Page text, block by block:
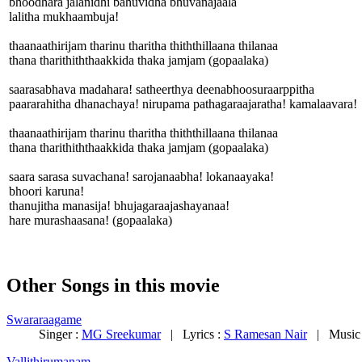
lalitha mukhaambuja!
thaanaathirijam tharinu tharitha thiththillaana thilanaa
thana tharithiththaakkida thaka jamjam (gopaalaka)
saarasabhava madahara! satheerthya deenabhoosuraarppitha
paararahitha dhanachaya! nirupama pathagaraajaratha! kamalaavara!
thaanaathirijam tharinu tharitha thiththillaana thilanaa
thana tharithiththaakkida thaka jamjam (gopaalaka)
saara sarasa suvachana! sarojanaabha! lokanaayaka!
bhoori karuna!
thanujitha manasija! bhujagaraajashayanaa!
hare murashaasana! (gopaalaka)
Other Songs in this movie
Swararaagame
Singer : MG Sreekumar| Lyrics : S Ramesan Nair| Music